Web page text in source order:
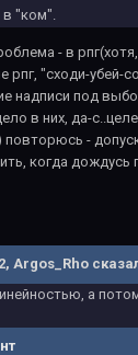
в "ком".
- в
"сходи-убей-
надписи под
в них, да-
-
когда дождусь
Argos_Rho
а